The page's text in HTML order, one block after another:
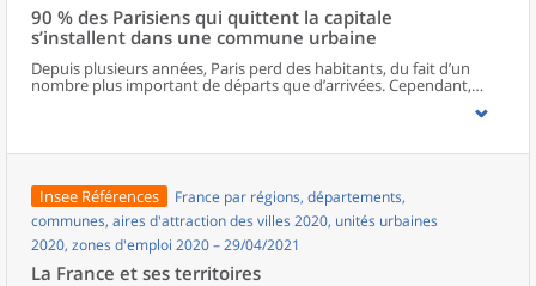
90 % des Parisiens qui quittent la capitale
s’installent dans une commune urbaine
Depuis plusieurs années, Paris perd des habitants, du fait d’un
nombre plus important de départs que d’arrivées. Cependant,
beaucoup de Parisiens qui quittent la capitale, notamment les
plus, souvent des retraités, s’installent, pour près d’un tiers d’entre
résidentielle, urbain ou rural, le déménagement s’accompagne le
plus souvent d’un agrandissement du logement. Plus de la moitié
des actifs quittant Paris ne changent pas de lieu de travail. La
pratique du télétravail, accentuée par la crise sanitaire, pourrait
entraîner une hausse des mobilités résidentielles.
Insee Références
France par régions, départements,
communes, aires d'attraction des villes 2020, unités urbaines
2020, zones d'emploi 2020 – 29/04/2021
La France et ses territoires